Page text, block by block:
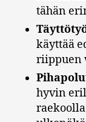
tähän
käyttää
riippuen
hyvin